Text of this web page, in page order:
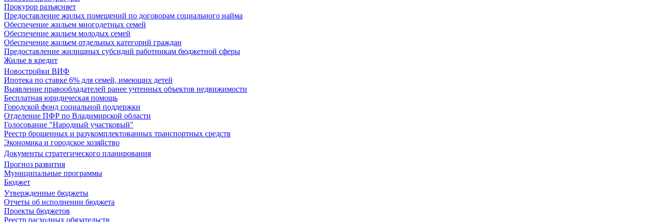
Прокурор разъясняет
Предоставление жилых помещений по договорам социального найма
Обеспечение жильем многодетных семей
Обеспечение жильем молодых семей
Обеспечение жильем отдельных категорий граждан
Предоставление жилищных субсидий работникам бюджетной сферы
Жилье в кредит
Новостройки ВИФ
Ипотека по ставке 6% для семей, имеющих детей
Выявление правообладателей ранее учтенных объектов недвижимости
Бесплатная юридическая помощь
Городской фонд социальной поддержки
Отделение ПФР по Владимирской области
Голосование "Народный участковый"
Реестр брошенных и разукомплектованных транспортных средств
Экономика и городское хозяйство
Документы стратегического планирования
Прогноз развития
Муниципальные программы
Бюджет
Утвержденные бюджеты
Отчеты об исполнении бюджета
Проекты бюджетов
Реестр расходных обязательств